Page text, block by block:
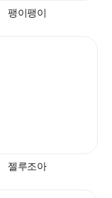
팽이팽이
젤루조아